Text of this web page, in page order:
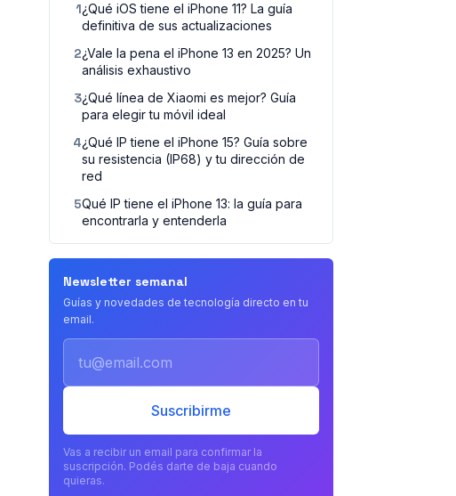
1¿Qué iOS tiene el iPhone 11? La guía
definitiva de sus actualizaciones
2¿Vale la pena el iPhone 13 en 2025? Un
análisis exhaustivo
3¿Qué línea de Xiaomi es mejor? Guía
para elegir tu móvil ideal
4¿Qué IP tiene el iPhone 15? Guía sobre
su resistencia (IP68) y tu dirección de
red
5Qué IP tiene el iPhone 13: la guía para
encontrarla y entenderla
Newsletter semanal
Guías y novedades de tecnología directo en tu
email.
Suscribirme
Vas a recibir un email para confirmar la
suscripción. Podés darte de baja cuando
quieras.